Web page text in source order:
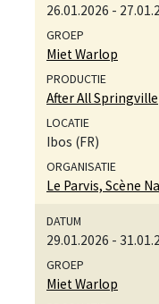
26.01.2026 -
Miet Warlop
After All Springville
Ibos (FR)
Le Parvis, Scène
29.01.2026 -
Miet Warlop